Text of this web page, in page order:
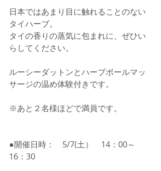
日本ではあまり目に触れることのない
タイハーブ。
タイの香りの蒸気に包まれに、ぜひい
らしてください。
ルーシーダットンとハーブボールマッ
サージの温め体験付きです。
※あと２名様ほどで満員です。
●開催日時：　5/7(土）　14：00～
16：30